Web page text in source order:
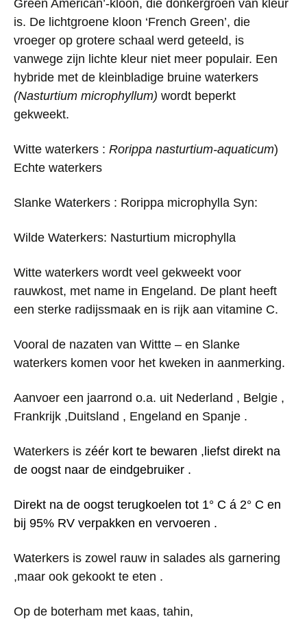
Green American’-kloon, die donkergroen van kleur
is. De lichtgroene kloon ‘French Green’, die
vroeger op grotere schaal werd geteeld, is
vanwege zijn lichte kleur niet meer populair. Een
hybride met de kleinbladige bruine waterkers
(Nasturtium microphyllum) wordt beperkt
gekweekt.
Witte waterkers : Rorippa nasturtium-aquaticum)
Echte waterkers
Slanke Waterkers : Rorippa microphylla Syn:
Wilde Waterkers: Nasturtium microphylla
Witte waterkers wordt veel gekweekt voor
rauwkost, met name in Engeland. De plant heeft
een sterke radijssmaak en is rijk aan vitamine C.
Vooral de nazaten van Wittte – en Slanke
waterkers komen voor het kweken in aanmerking.
Aanvoer een jaarrond o.a. uit Nederland , Belgie ,
Frankrijk ,Duitsland , Engeland en Spanje .
Waterkers is zéér kort te bewaren ,liefst direkt na
de oogst naar de eindgebruiker .
Direkt na de oogst terugkoelen tot 1° C á 2° C en
bij 95% RV verpakken en vervoeren .
Waterkers is zowel rauw in salades als garnering
,maar ook gekookt te eten .
Op de boterham met kaas, tahin,